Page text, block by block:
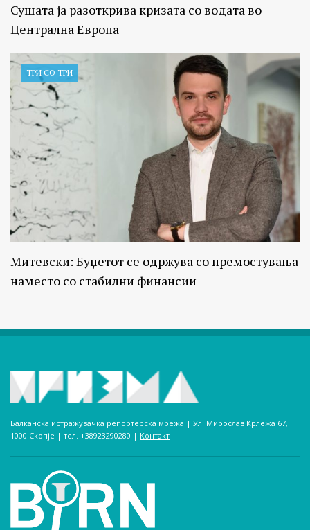
Сушата ја разоткрива кризата со водата во
Централна Европа
ТРИ СО ТРИ
Митевски: Буџетот се одржува со премостувања
наместо со стабилни финансии
Балканска истражувачка репортерска мрежа | Ул. Мирослав Крлежа 67,
1000 Скопје | тел. +38923290280­ | Контакт